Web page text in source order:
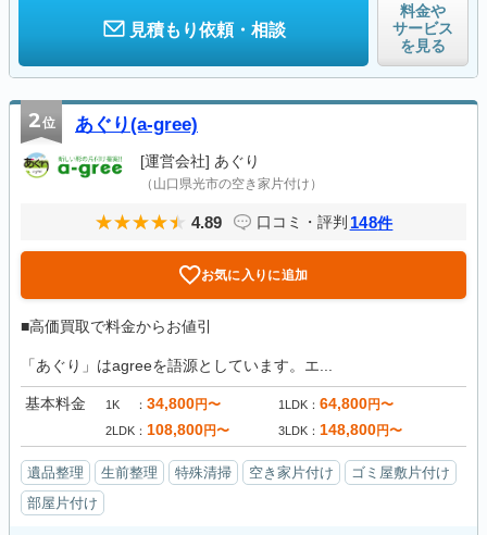
見積もり依頼・相談
料金や
サービス
を見る
2位 あぐり(a-gree)
[運営会社] あぐり
（山口県光市の空き家片付け）
4.89 口コミ・評判 148件
お気に入りに追加
■高価買取で料金からお値引
「あぐり」はagreeを語源としています。エ...
基本料金 1K 34,800円〜 1LDK 64,800円〜
2LDK 108,800円〜 3LDK 148,800円〜
遺品整理 生前整理 特殊清掃 空き家片付け
ゴミ屋敷片付け
部屋片付け